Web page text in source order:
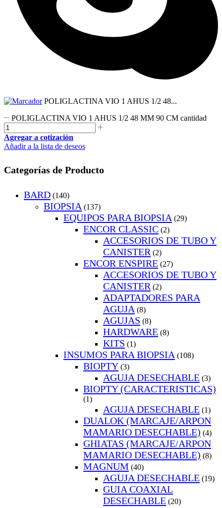
POLIGLACTINA VIO 1 AHUS 1/2 48...
POLIGLACTINA VIO 1 AHUS 1/2 48 MM 90 CM cantidad
Agregar a cotización
Añadir a la lista de deseos
Categorías de Producto
BARD (140)
BIOPSIA (137)
EQUIPOS PARA BIOPSIA (29)
ENCOR CLASSIC (2)
ACCESORIOS DE TUBO Y
CANISTER (2)
ENCOR ENSPIRE (27)
ACCESORIOS DE TUBO Y
CANISTER (2)
ADAPTADORES PARA
AGUJA (8)
AGUJAS (8)
HARDWARE (8)
KITS (1)
INSUMOS PARA BIOPSIA (108)
BIOPTY (3)
AGUJA DESECHABLE (3)
BIOPTY (CARACTERISTICAS)
(1)
AGUJA DESECHABLE (1)
DUALOK (MARCAJE/ARPON
MAMARIO DESECHABLE) (4)
GHIATAS (MARCAJE/ARPON
MAMARIO DESECHABLE) (8)
MAGNUM (40)
AGUJA DESECHABLE (19)
GUIA COAXIAL
DESECHABLE (20)